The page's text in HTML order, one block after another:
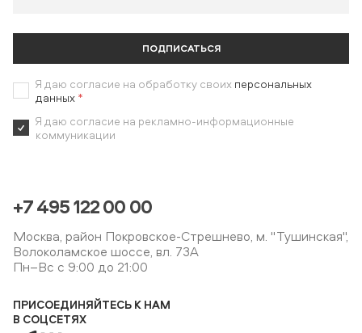
ПОДПИСАТЬСЯ
Я даю согласие на обработку своих персональных
данных *
Я даю согласие на рекламно-информационные
коммуникации
+7 495 122 00 00
Москва, район Покровское-Стрешнево, м. "Тушинская",
Волоколамское шоссе, вл. 73А
Пн–Вс с 9:00 до 21:00
ПРИСОЕДИНЯЙТЕСЬ К НАМ
В СОЦСЕТЯХ